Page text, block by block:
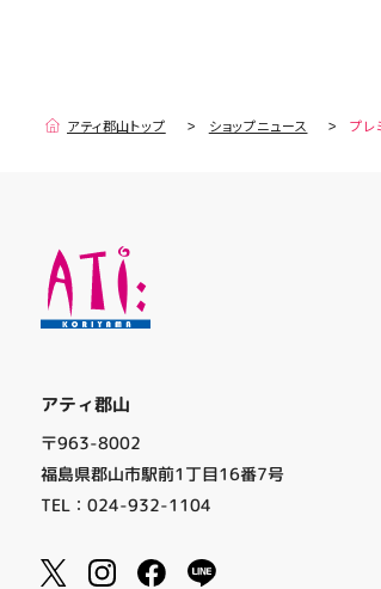
アティ郡山トップ ショップニュース プ
アティ郡山
〒963-8002
福島県郡山市駅前1丁目16番7号
TEL：024-932-1104